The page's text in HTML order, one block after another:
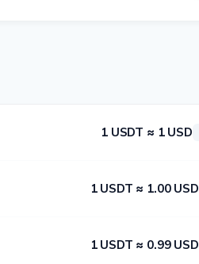
1 USDT ≈ 1 USD
1 USDT ≈ 1.00 USD
1 USDT ≈ 0.99 USD